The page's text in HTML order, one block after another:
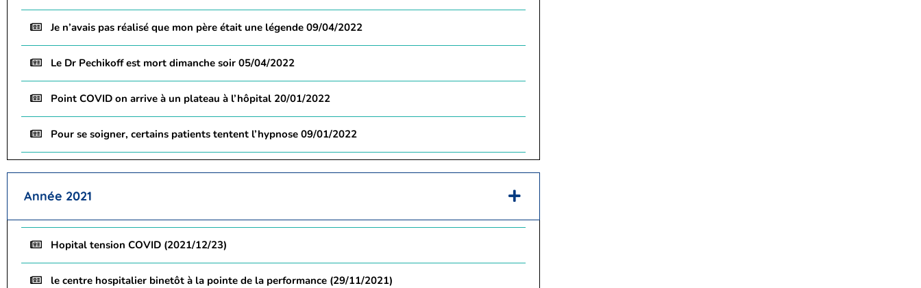
Je n’avais pas réalisé que mon père était une légende 09/04/2022
Le Dr Pechikoff est mort dimanche soir 05/04/2022
Point COVID on arrive à un plateau à l’hôpital 20/01/2022
Pour se soigner, certains patients tentent l’hypnose 09/01/2022
Année 2021
Hopital tension COVID (2021/12/23)
le centre hospitalier binetôt à la pointe de la performance (29/11/2021)